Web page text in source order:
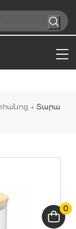
0
→ Տարա